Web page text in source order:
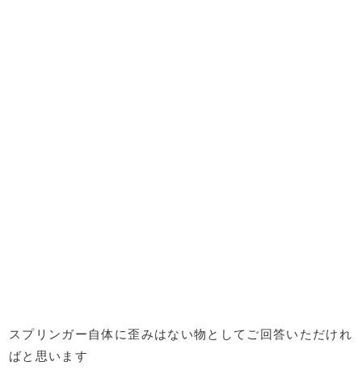
スプリンガー自体に歪みはない物としてご回答いただけれ
ばと思います